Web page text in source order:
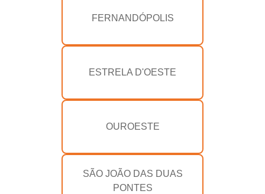
FERNANDÓPOLIS
ESTRELA D'OESTE
OUROESTE
SÃO JOÃO DAS DUAS
PONTES